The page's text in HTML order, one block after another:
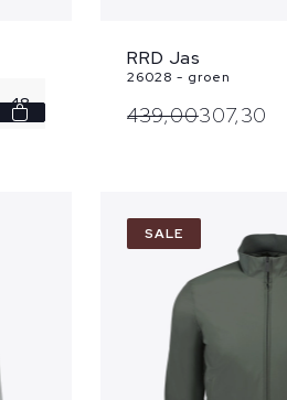
48
RRD Jas
26028 - groen
439,00307,30
SALE